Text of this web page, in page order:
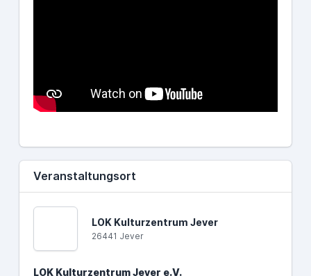
Veranstaltungsort
LOK Kulturzentrum Jever
26441 Jever
LOK Kulturzentrum Jever e.V.